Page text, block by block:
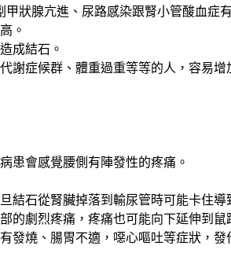
狀腺亢進、尿路感染跟腎小管酸血症
。
成結石。
謝症候群、體重過重等等的人，容易增
患會感覺腰側有陣發性的疼痛。
結石從腎臟掉落到輸尿管時可能卡住導
的劇烈疼痛，疼痛也可能向下延伸到鼠
發燒、腸胃不適，噁心嘔吐等症狀，發